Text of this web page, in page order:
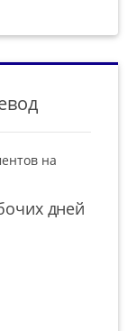
на
дней